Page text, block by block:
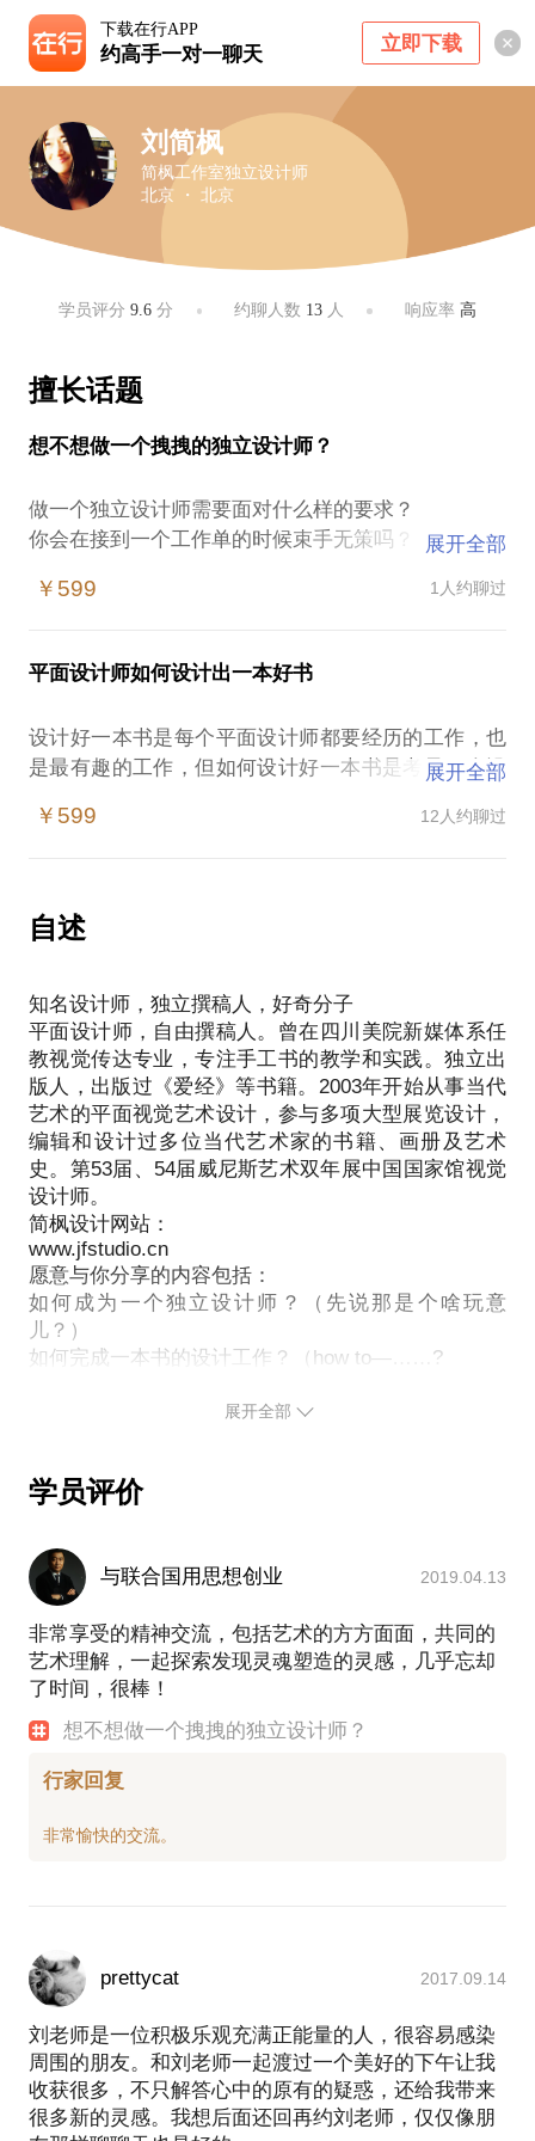
下载在行APP
约高手一对一聊天 立即下载
刘简枫
简枫工作室独立设计师
北京 ・ 北京
学员评分9.6 分 约聊人数 13人 响应率 高
擅长话题
想不想做一个拽拽的独立设计师？
做一个独立设计师需要面对什么样的要求？
你会在接到一个工作单的时候束手无策吗？
你觉得设计师工作的时间是什么时候？
有教导和提问的限制，我们就是一起讲讲设计工作中
展开全部
￥599 1人约聊过
平面设计师如何设计出一本好书
设计好一本书是每个平面设计师都要经历的工作，也
是最有趣的工作，但如何设计好一本书是考量一个设
在这样的情况下，初入行的设计师或艺术院校的平面
如何有效完成好一个设计项目？究竟谁的意见更重
要？
己的标准吗？
我学习过油画和建筑设计，这不代表我想成为一个艺
术家和建筑师。我爱电影，做一个平面设计师不是我
的理想，但我在这个领域里做的还算好。工作不是为
了实现梦想，而是为了成为更好的自己。我以独立设
计师的身份参与了很多大型的工作，编辑和设计了很
多书和画册，写过一些艺术专栏，也作为艺术家参加
过几个展览，策划过几个展览，这都是自然发生的。
我把每一本书的阅读过程想像成一个电影，把每一本
书想像成一个小建筑，其实任何理想都可以通过不同
的方式实现，只要你有好的方法，我们一起来探索这
些方法吧。
我愿意与你分享的内容包括：
立工作时，决定接什么样的案子和工作很重要；
展开全部
￥599 12人约聊过
自述
知名设计师，独立撰稿人，好奇分子
平面设计师，自由撰稿人。曾在四川美院新媒体系任
教视觉传达专业，专注手工书的教学和实践。独立出
版人，出版过《爱经》等书籍。2003年开始从事当代
艺术的平面视觉艺术设计，参与多项大型展览设计，
编辑和设计过多位当代艺术家的书籍、画册及艺术
史。第53届、54届威尼斯艺术双年展中国国家馆视觉
设计师。
简枫设计网站：
www.jfstudio.cn
愿意与你分享的内容包括：
如何成为一个独立设计师？（先说那是个啥玩意
儿？）
如何完成一本书的设计工作？（how to—……?
展开全部
学员评价
与联合国用思想创业 2019.04.13
非常享受的精神交流，包括艺术的方方面面，共同的
艺术理解，一起探索发现灵魂塑造的灵感，几乎忘却
了时间，很棒！
想不想做一个拽拽的独立设计师？
行家回复
prettycat 2017.09.14
刘老师是一位积极乐观充满正能量的人，很容易感染
周围的朋友。和刘老师一起渡过一个美好的下午让我
收获很多，不只解答心中的原有的疑惑，还给我带来
很多新的灵感。我想后面还回再约刘老师，仅仅像朋